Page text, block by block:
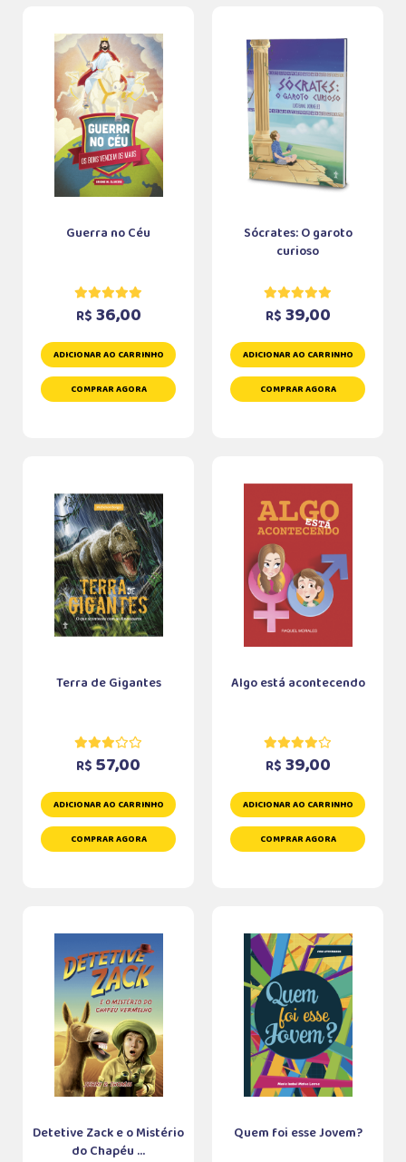
Guerra no Céu
R$ 36,00
ADICIONAR AO CARRINHO
COMPRAR AGORA
Sócrates: O garoto
curioso
R$ 39,00
ADICIONAR AO CARRINHO
COMPRAR AGORA
Terra de Gigantes
R$ 57,00
ADICIONAR AO CARRINHO
COMPRAR AGORA
Algo está acontecendo
R$ 39,00
ADICIONAR AO CARRINHO
COMPRAR AGORA
Detetive Zack e o Mistério
do Chapéu ...
Quem foi esse Jovem?